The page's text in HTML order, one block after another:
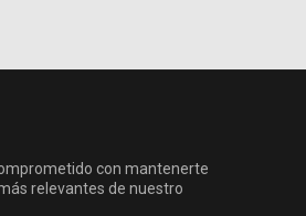
con mantenerte
relevantes de nuestro